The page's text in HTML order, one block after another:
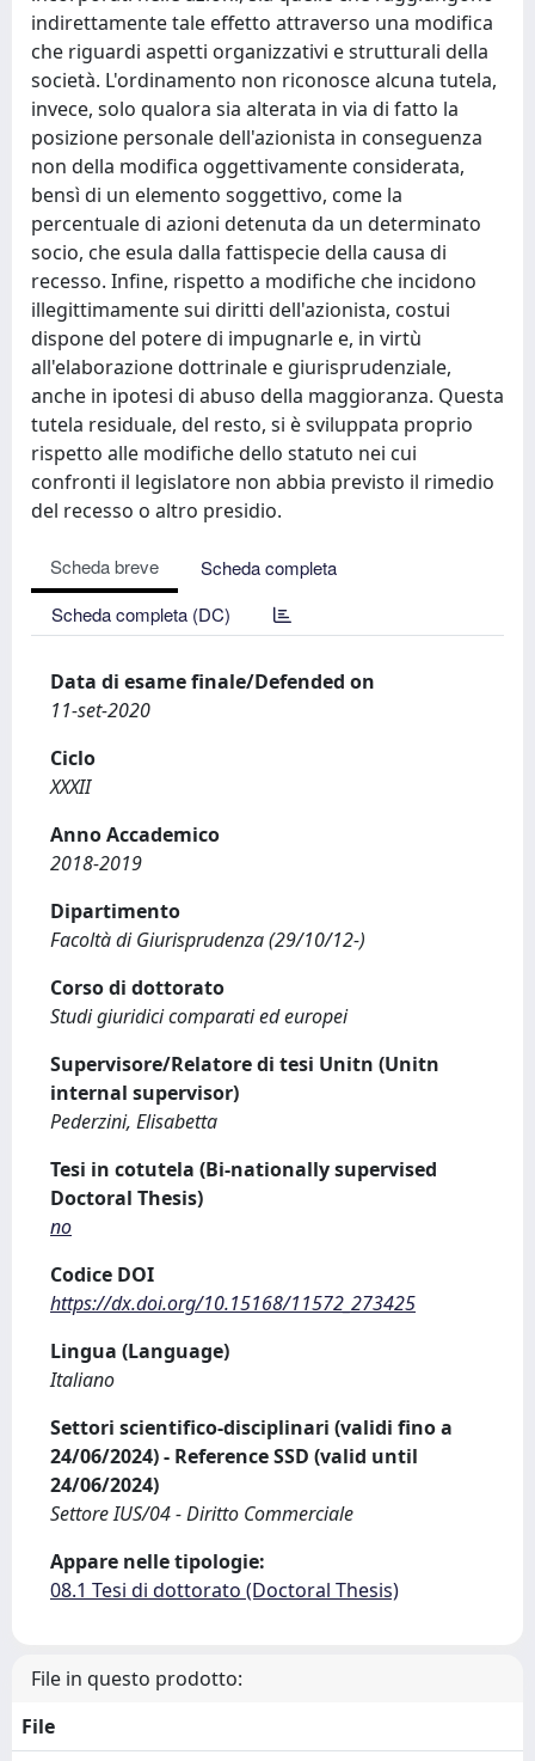
indirettamente tale effetto attraverso una modifica
che riguardi aspetti organizzativi e strutturali della
società. L'ordinamento non riconosce alcuna tutela,
invece, solo qualora sia alterata in via di fatto la
posizione personale dell'azionista in conseguenza
non della modifica oggettivamente considerata,
bensì di un elemento soggettivo, come la
percentuale di azioni detenuta da un determinato
socio, che esula dalla fattispecie della causa di
recesso. Infine, rispetto a modifiche che incidono
illegittimamente sui diritti dell'azionista, costui
dispone del potere di impugnarle e, in virtù
all'elaborazione dottrinale e giurisprudenziale,
anche in ipotesi di abuso della maggioranza. Questa
tutela residuale, del resto, si è sviluppata proprio
rispetto alle modifiche dello statuto nei cui
confronti il legislatore non abbia previsto il rimedio
del recesso o altro presidio.
Scheda breve
Scheda completa
Scheda completa (DC)
Data di esame finale/Defended on
11-set-2020
Ciclo
XXXII
Anno Accademico
2018-2019
Dipartimento
Facoltà di Giurisprudenza (29/10/12-)
Corso di dottorato
Studi giuridici comparati ed europei
Supervisore/Relatore di tesi Unitn (Unitn
internal supervisor)
Pederzini, Elisabetta
Tesi in cotutela (Bi-nationally supervised
Doctoral Thesis)
no
Codice DOI
https://dx.doi.org/10.15168/11572_273425
Lingua (Language)
Italiano
Settori scientifico-disciplinari (validi fino a
24/06/2024) - Reference SSD (valid until
24/06/2024)
Settore IUS/04 - Diritto Commerciale
Appare nelle tipologie:
08.1 Tesi di dottorato (Doctoral Thesis)
File in questo prodotto:
File